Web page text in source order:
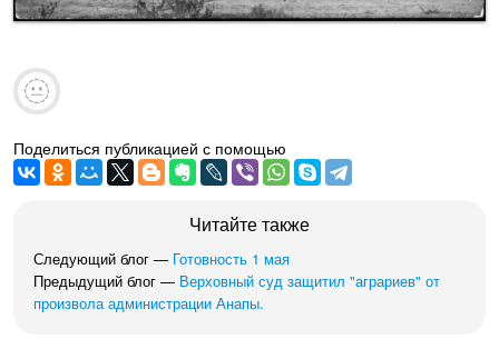
Поделиться публикацией с помощью
Читайте также
Следующий блог — Готовность 1 мая
Предыдущий блог — Верховный суд защитил "аграриев" от
произвола администрации Анапы.